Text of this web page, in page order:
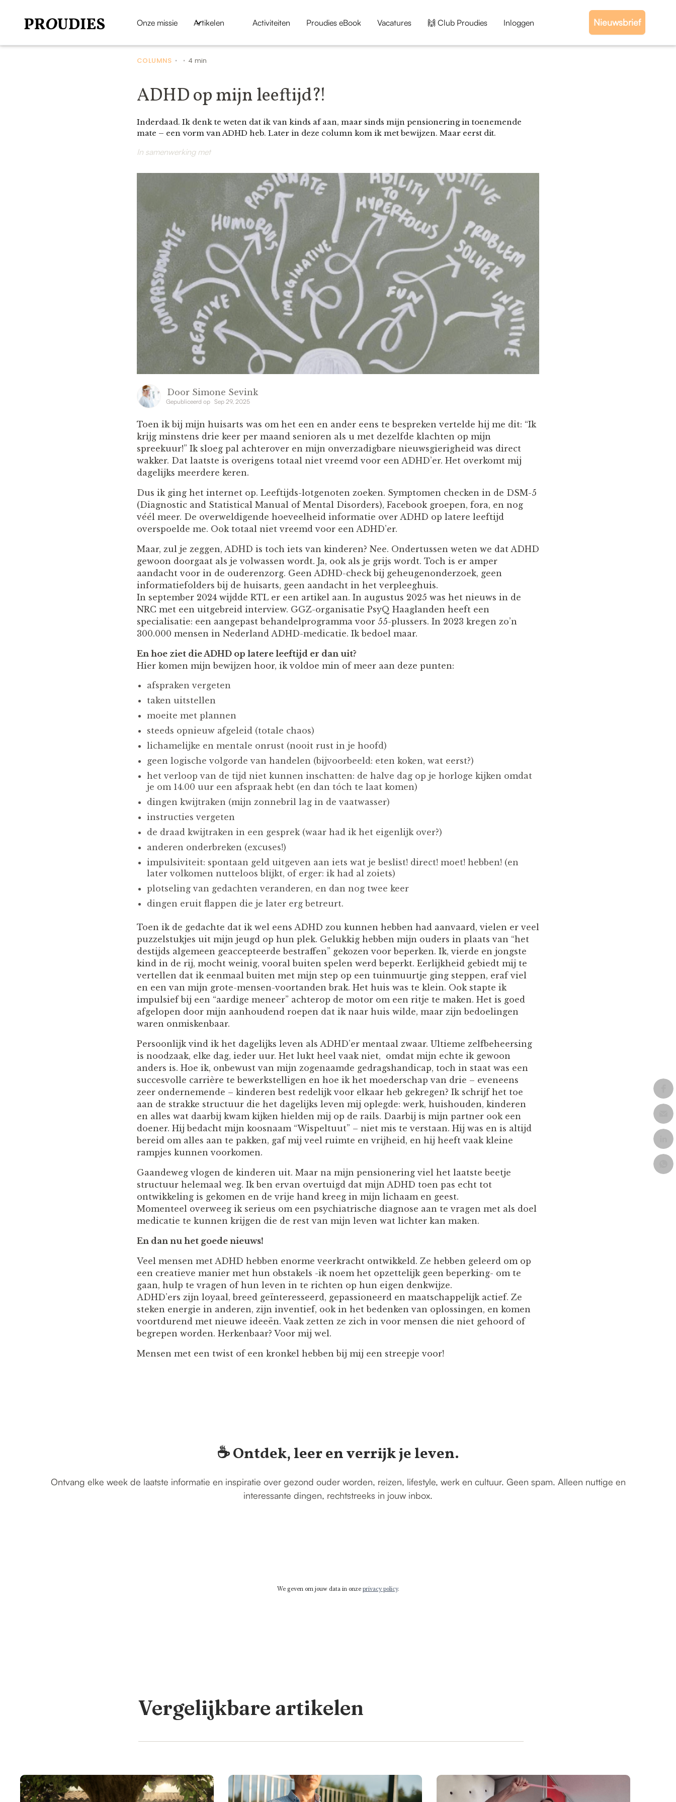
Onze missie Artikelen Activiteiten Proudies eBook Vacatures 🙌 Club Proudies Inloggen Nieuwsbrief
COLUMNS • • 4 min
ADHD op mijn leeftijd?!
Inderdaad. Ik denk te weten dat ik van kinds af aan, maar sinds mijn pensionering in toenemende
mate – een vorm van ADHD heb. Later in deze column kom ik met bewijzen. Maar eerst dit.
In samenwerking met
Door Simone Sevink
Gepubliceerd op Sep 29, 2025
Toen ik bij mijn huisarts was om het een en ander eens te bespreken vertelde hij me dit: “Ik
krijg minstens drie keer per maand senioren als u met dezelfde klachten op mijn
spreekuur!” Ik sloeg pal achterover en mijn onverzadigbare nieuwsgierigheid was direct
wakker. Dat laatste is overigens totaal niet vreemd voor een ADHD’er. Het overkomt mij
dagelijks meerdere keren.
Dus ik ging het internet op. Leeftijds-lotgenoten zoeken. Symptomen checken in de DSM-5
(Diagnostic and Statistical Manual of Mental Disorders), Facebook groepen, fora, en nog
véél meer. De overweldigende hoeveelheid informatie over ADHD op latere leeftijd
overspoelde me. Ook totaal niet vreemd voor een ADHD’er.
Maar, zul je zeggen, ADHD is toch iets van kinderen? Nee. Ondertussen weten we dat ADHD
gewoon doorgaat als je volwassen wordt. Ja, ook als je grijs wordt. Toch is er amper
aandacht voor in de ouderenzorg. Geen ADHD-check bij geheugenonderzoek, geen
informatiefolders bij de huisarts, geen aandacht in het verpleeghuis.
In september 2024 wijdde RTL er een artikel aan. In augustus 2025 was het nieuws in de
NRC met een uitgebreid interview. GGZ-organisatie PsyQ Haaglanden heeft een
specialisatie: een aangepast behandelprogramma voor 55-plussers. In 2023 kregen zo’n
300.000 mensen in Nederland ADHD-medicatie. Ik bedoel maar.
En hoe ziet die ADHD op latere leeftijd er dan uit?
Hier komen mijn bewijzen hoor, ik voldoe min of meer aan deze punten:
afspraken vergeten
taken uitstellen
moeite met plannen
steeds opnieuw afgeleid (totale chaos)
lichamelijke en mentale onrust (nooit rust in je hoofd)
geen logische volgorde van handelen (bijvoorbeeld: eten koken, wat eerst?)
het verloop van de tijd niet kunnen inschatten: de halve dag op je horloge kijken omdat
je om 14.00 uur een afspraak hebt (en dan tóch te laat komen)
dingen kwijtraken (mijn zonnebril lag in de vaatwasser)
instructies vergeten
de draad kwijtraken in een gesprek (waar had ik het eigenlijk over?)
anderen onderbreken (excuses!)
impulsiviteit: spontaan geld uitgeven aan iets wat je beslist! direct! moet! hebben! (en
later volkomen nutteloos blijkt, of erger: ik had al zoiets)
plotseling van gedachten veranderen, en dan nog twee keer
dingen eruit flappen die je later erg betreurt.
Toen ik de gedachte dat ik wel eens ADHD zou kunnen hebben had aanvaard, vielen er veel
puzzelstukjes uit mijn jeugd op hun plek. Gelukkig hebben mijn ouders in plaats van “het
destijds algemeen geaccepteerde bestraffen” gekozen voor beperken. Ik, vierde en jongste
kind in de rij, mocht weinig, vooral buiten spelen werd beperkt. Eerlijkheid gebiedt mij te
vertellen dat ik eenmaal buiten met mijn step op een tuinmuurtje ging steppen, eraf viel
en een van mijn grote-mensen-voortanden brak. Het huis was te klein. Ook stapte ik
impulsief bij een “aardige meneer” achterop de motor om een ritje te maken. Het is goed
afgelopen door mijn aanhoudend roepen dat ik naar huis wilde, maar zijn bedoelingen
waren onmiskenbaar.
Persoonlijk vind ik het dagelijks leven als ADHD’er mentaal zwaar. Ultieme zelfbeheersing
is noodzaak, elke dag, ieder uur. Het lukt heel vaak niet, omdat mijn echte ik gewoon
anders is. Hoe ik, onbewust van mijn zogenaamde gedragshandicap, toch in staat was een
succesvolle carrière te bewerkstelligen en hoe ik het moederschap van drie – eveneens
zeer ondernemende – kinderen best redelijk voor elkaar heb gekregen? Ik schrijf het toe
aan de strakke structuur die het dagelijks leven mij oplegde: werk, huishouden, kinderen
en alles wat daarbij kwam kijken hielden mij op de rails. Daarbij is mijn partner ook een
doener. Hij bedacht mijn koosnaam “Wispeltuut” – niet mis te verstaan. Hij was en is altijd
bereid om alles aan te pakken, gaf mij veel ruimte en vrijheid, en hij heeft vaak kleine
rampjes kunnen voorkomen.
Gaandeweg vlogen de kinderen uit. Maar na mijn pensionering viel het laatste beetje
structuur helemaal weg. Ik ben ervan overtuigd dat mijn ADHD toen pas echt tot
ontwikkeling is gekomen en de vrije hand kreeg in mijn lichaam en geest.
Momenteel overweeg ik serieus om een psychiatrische diagnose aan te vragen met als doel
medicatie te kunnen krijgen die de rest van mijn leven wat lichter kan maken.
En dan nu het goede nieuws!
Veel mensen met ADHD hebben enorme veerkracht ontwikkeld. Ze hebben geleerd om op
een creatieve manier met hun obstakels -ik noem het opzettelijk geen beperking- om te
gaan, hulp te vragen of hun leven in te richten op hun eigen denkwijze.
ADHD’ers zijn loyaal, breed geïnteresseerd, gepassioneerd en maatschappelijk actief. Ze
steken energie in anderen, zijn inventief, ook in het bedenken van oplossingen, en komen
voortdurend met nieuwe ideeën. Vaak zetten ze zich in voor mensen die niet gehoord of
begrepen worden. Herkenbaar? Voor mij wel.
Mensen met een twist of een kronkel hebben bij mij een streepje voor!
☕️ Ontdek, leer en verrijk je leven.
Ontvang elke week de laatste informatie en inspiratie over gezond ouder worden, reizen, lifestyle, werk en cultuur. Geen spam. Alleen nuttige en
interessante dingen, rechtstreeks in jouw inbox.
We geven om jouw data in onze privacy policy.
Vergelijkbare artikelen